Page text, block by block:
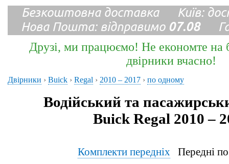
Безкоштовна доставка Київ:
Нова Пошта: відправимо 07.08
Друзі, ми працюємо! Не економте на
двірники вчасно!
Двірники › Buick › Regal › 2010 – 2017 › по одному
Водійський та
Buick Regal 2010 –
Комплекти передніхПередні